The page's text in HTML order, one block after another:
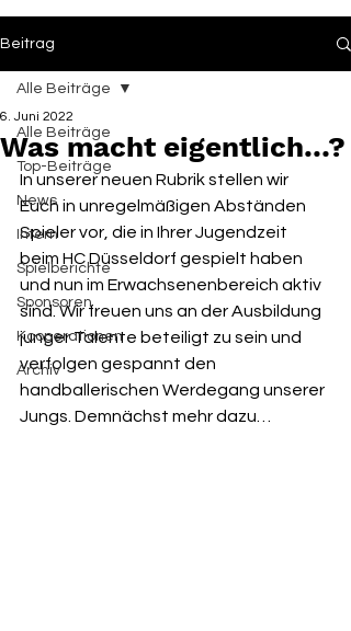
Beitrag
Alle Beiträge
Top-Beiträge
News
Intern
Spielberichte
Sponsoren
Kooperationen
Archiv
Alle Beiträge
Was macht eigentlich…?
6. Juni 2022
In unserer neuen Rubrik stellen wir
Euch in unregelmäßigen Abständen
Spieler vor, die in Ihrer Jugendzeit
beim HC Düsseldorf gespielt haben
und nun im Erwachsenenbereich aktiv
sind. Wir freuen uns an der Ausbildung
junger Talente beteiligt zu sein und
verfolgen gespannt den
handballerischen Werdegang unserer
Jungs. Demnächst mehr dazu…